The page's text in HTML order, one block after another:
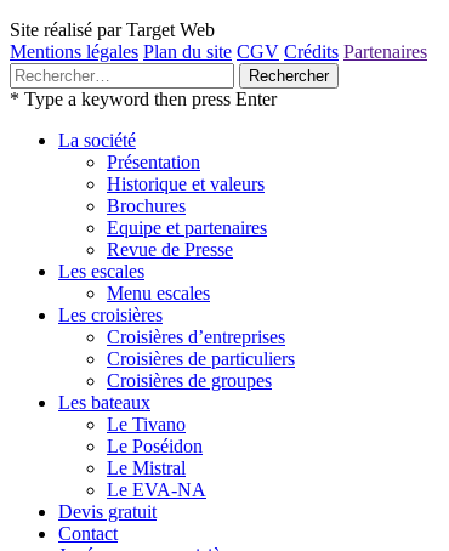
Site réalisé par Target Web
Mentions légales Plan du site CGV Crédits Partenaires
Rechercher :
* Type a keyword then press Enter
La société
Présentation
Historique et valeurs
Brochures
Equipe et partenaires
Revue de Presse
Les escales
Menu escales
Les croisières
Croisières d’entreprises
Croisières de particuliers
Croisières de groupes
Les bateaux
Le Tivano
Le Poséidon
Le Mistral
Le EVA-NA
Devis gratuit
Contact